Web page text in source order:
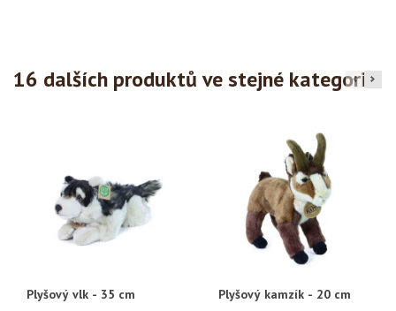
16 dalších produktů ve stejné kategorii:
Plyšový vlk - 35 cm Plyšový kamzík - 20 cm